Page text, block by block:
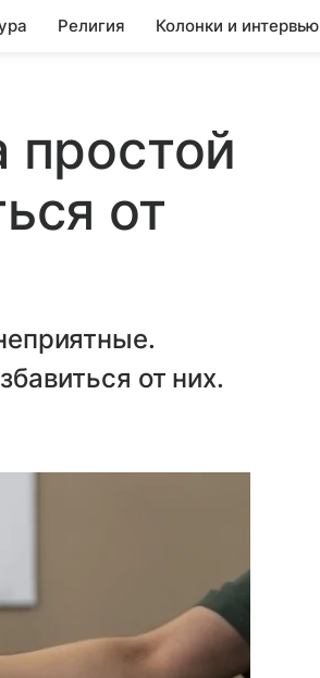
Религия Колонки и интервью
простой
от
от них.